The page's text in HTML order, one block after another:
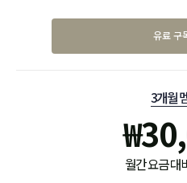
유료 구
3개월
₩
월간 요금 대